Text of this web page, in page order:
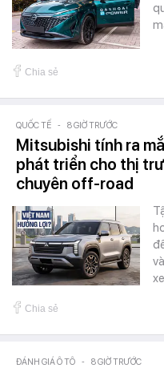
Chia sẻ
QUỐC TẾ - 8 GIỜ TRƯỚC
Mitsubishi tính ra
phát triển cho thị
chuyên off-road
Chia sẻ
ĐÁNH GIÁ Ô TÔ - 8 GIỜ TRƯỚC